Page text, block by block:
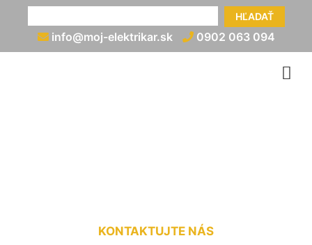
HĽADAŤ
info@moj-elektrikar.sk 0902 063 094
KONTAKTUJTE NÁS